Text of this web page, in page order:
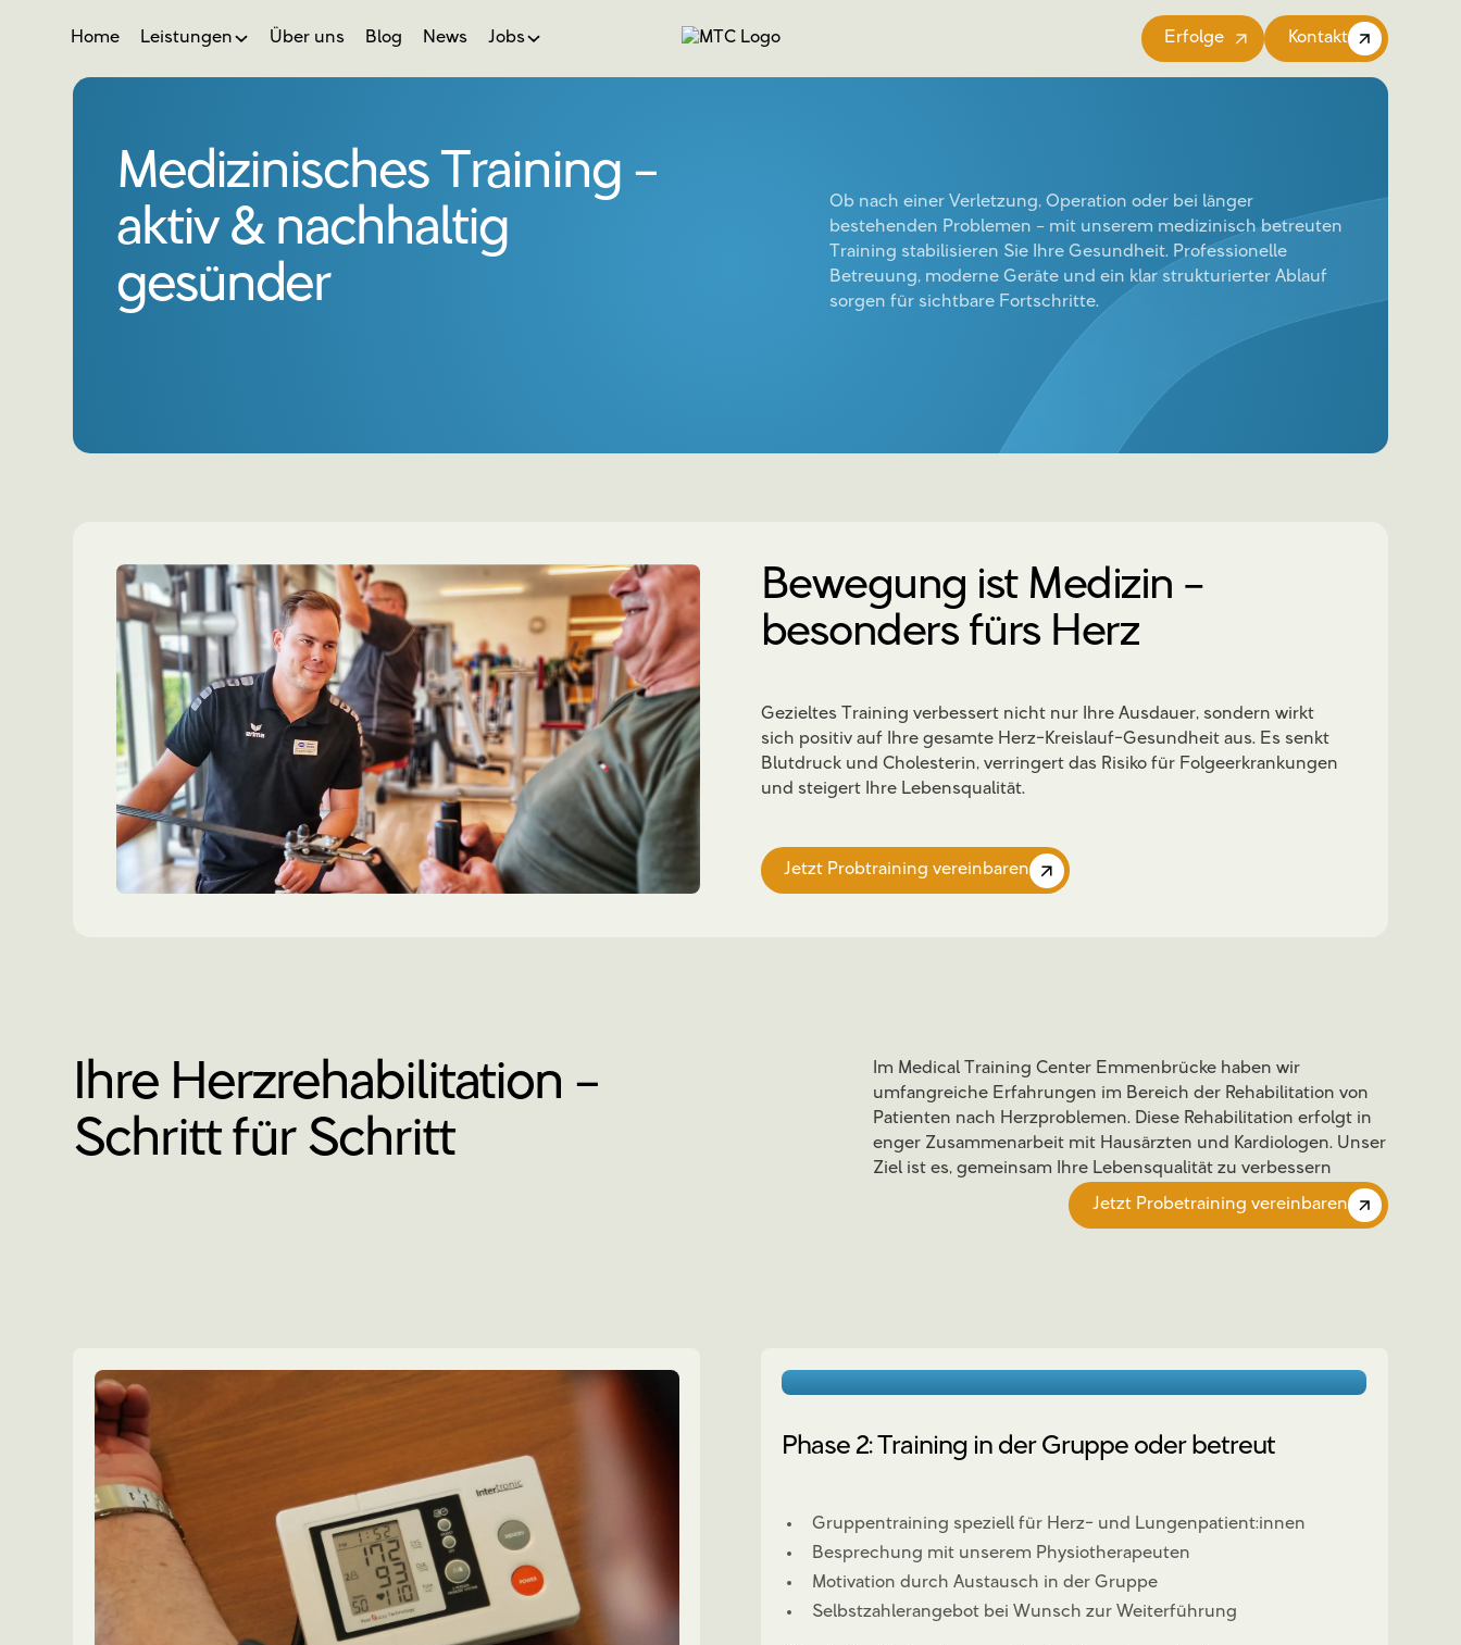
Home Leistungen Über uns Blog News Jobs Erfolge Kontakt
Medizinisches Training –
aktiv & nachhaltig
gesünder
Ob nach einer Verletzung, Operation oder bei länger
bestehenden Problemen – mit unserem medizinisch betreuten
Training stabilisieren Sie Ihre Gesundheit. Professionelle
Betreuung, moderne Geräte und ein klar strukturierter Ablauf
sorgen für sichtbare Fortschritte.
Bewegung ist Medizin –
besonders fürs Herz
Gezieltes Training verbessert nicht nur Ihre Ausdauer, sondern wirkt
sich positiv auf Ihre gesamte Herz-Kreislauf-Gesundheit aus. Es senkt
Blutdruck und Cholesterin, verringert das Risiko für Folgeerkrankungen
und steigert Ihre Lebensqualität.
Jetzt Probtraining vereinbaren
Ihre Herzrehabilitation –
Schritt für Schritt
Im Medical Training Center Emmenbrücke haben wir
umfangreiche Erfahrungen im Bereich der Rehabilitation von
Patienten nach Herzproblemen. Diese Rehabilitation erfolgt in
enger Zusammenarbeit mit Hausärzten und Kardiologen. Unser
Ziel ist es, gemeinsam Ihre Lebensqualität zu verbessern
Jetzt Probetraining vereinbaren
Phase 2: Training in der Gruppe oder betreut
Gruppentraining speziell für Herz- und Lungenpatient:innen
Besprechung mit unserem Physiotherapeuten
Motivation durch Austausch in der Gruppe
Selbstzahlerangebot bei Wunsch zur Weiterführung